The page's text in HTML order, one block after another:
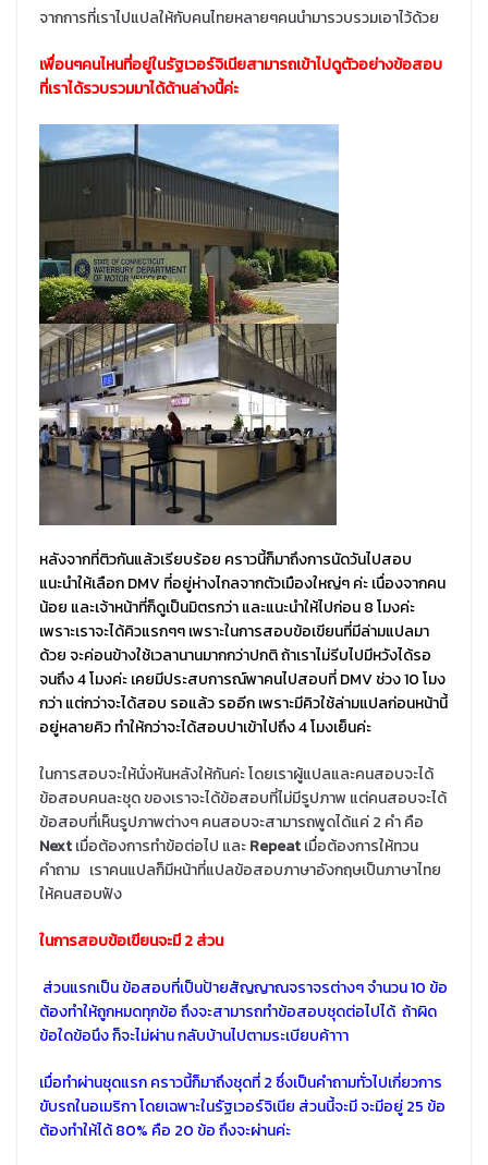
จากการที่เราไปแปลให้กับคนไทยหลายๆคนนำมารวบรวมเอาไว้ด้วย
เพื่อนๆคนไหนที่อยู่ในรัฐเวอร์จิเนียสามารถเข้าไปดูตัวอย่างข้อสอบ
ที่เราได้รวบรวมมาได้ด้านล่างนี้ค่ะ
หลังจากที่ติวกันแล้วเรียบร้อย คราวนี้ก็มาถึงการนัดวันไปสอบ
แนะนำให้เลือก DMV ที่อยู่ห่างไกลจากตัวเมืองใหญ่ๆ ค่ะ เนื่องจากคน
น้อย และเจ้าหน้าที่ก็ดูเป็นมิตรกว่า และแนะนำให้ไปก่อน 8 โมงค่ะ
เพราะเราจะได้คิวแรกๆๆ เพราะในการสอบข้อเขียนที่มีล่ามแปลมา
ด้วย จะค่อนข้างใช้เวลานานมากกว่าปกติ ถ้าเราไม่รีบไปมีหวังได้รอ
จนถึง 4 โมงค่ะ เคยมีประสบการณ์พาคนไปสอบที่ DMV ช่วง 10 โมง
กว่า แต่กว่าจะได้สอบ รอแล้ว รออีก เพราะมีคิวใช้ล่ามแปลก่อนหน้านี้
อยู่หลายคิว ทำให้กว่าจะได้สอบปาเข้าไปถึง 4 โมงเย็นค่ะ
ในการสอบจะให้นั่งหันหลังให้กันค่ะ โดยเราผู้แปลและคนสอบจะได้
ข้อสอบคนละชุด ของเราจะได้ข้อสอบที่ไม่มีรูปภาพ แต่คนสอบจะได้
ข้อสอบที่เห็นรูปภาพต่างๆ คนสอบจะสามารถพูดได้แค่ 2 คำ คือ
Nextเมื่อต้องการทำข้อต่อไป และRepeatเมื่อต้องการให้ทวน
คำถาม เราคนแปลก็มีหน้าที่แปลข้อสอบภาษาอังกฤษเป็นภาษาไทย
ให้คนสอบฟัง
ในการสอบข้อเขียนจะมี 2 ส่วน
ส่วนแรกเป็น ข้อสอบที่เป็นป้ายสัญญาณจราจรต่างๆ จำนวน 10 ข้อ
ต้องทำให้ถูกหมดทุกข้อ ถึงจะสามารถทำข้อสอบชุดต่อไปได้ ถ้าผิด
ข้อใดข้อนึง ก็จะไม่ผ่าน กลับบ้านไปตามระเบียบค้าาา
เมื่อทำผ่านชุดแรก คราวนี้ก็มาถึงชุดที่ 2 ซึ่งเป็นคำถามทั่วไปเกี่ยวการ
ขับรถในอเมริกา โดยเฉพาะในรัฐเวอร์จิเนีย ส่วนนี้จะมี จะมีอยู่ 25 ข้อ
ต้องทำให้ได้ 80% คือ 20 ข้อ ถึงจะผ่านค่ะ